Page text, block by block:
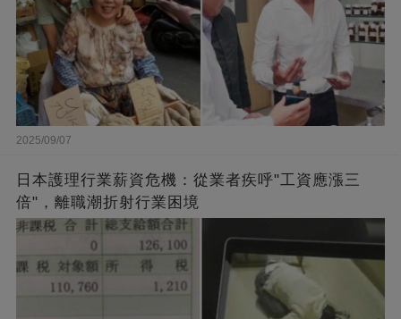
2025/09/07
日本護理行業薪資危機：從業者疾呼"工資應漲三
倍"，離職潮折射行業困境